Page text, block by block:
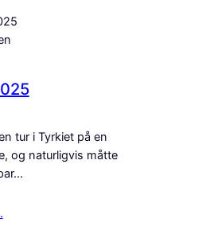
tur i Tyrkiet på en
og naturligvis måtte